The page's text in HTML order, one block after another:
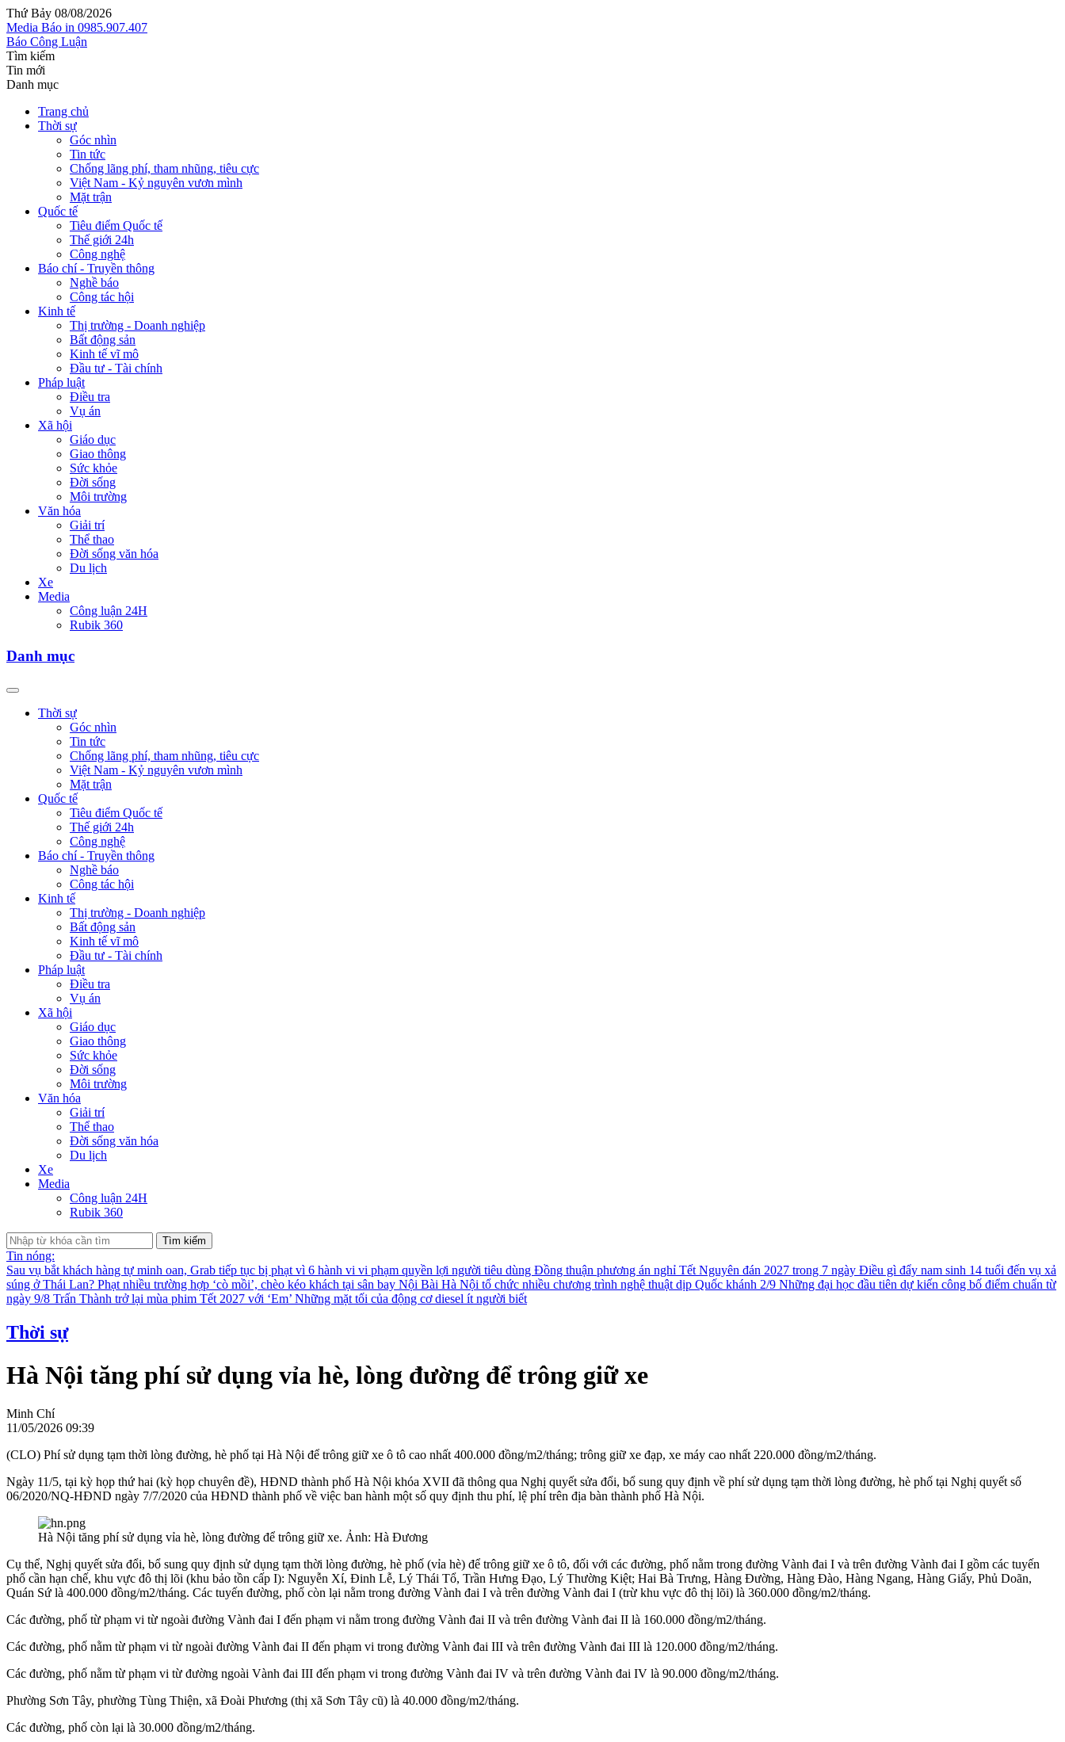
Thứ Bảy 08/08/2026
Media Báo in 0985.907.407
Báo Công Luận
Tìm kiếm
Tin mới
Danh mục
Trang chủ
Thời sự
Góc nhìn
Tin tức
Chống lãng phí, tham nhũng, tiêu cực
Việt Nam - Kỷ nguyên vươn mình
Mặt trận
Quốc tế
Tiêu điểm Quốc tế
Thế giới 24h
Công nghệ
Báo chí - Truyền thông
Nghề báo
Công tác hội
Kinh tế
Thị trường - Doanh nghiệp
Bất động sản
Kinh tế vĩ mô
Đầu tư - Tài chính
Pháp luật
Điều tra
Vụ án
Xã hội
Giáo dục
Giao thông
Sức khỏe
Đời sống
Môi trường
Văn hóa
Giải trí
Thể thao
Đời sống văn hóa
Du lịch
Xe
Media
Công luận 24H
Rubik 360
Danh mục
Thời sự
Góc nhìn
Tin tức
Chống lãng phí, tham nhũng, tiêu cực
Việt Nam - Kỷ nguyên vươn mình
Mặt trận
Quốc tế
Tiêu điểm Quốc tế
Thế giới 24h
Công nghệ
Báo chí - Truyền thông
Nghề báo
Công tác hội
Kinh tế
Thị trường - Doanh nghiệp
Bất động sản
Kinh tế vĩ mô
Đầu tư - Tài chính
Pháp luật
Điều tra
Vụ án
Xã hội
Giáo dục
Giao thông
Sức khỏe
Đời sống
Môi trường
Văn hóa
Giải trí
Thể thao
Đời sống văn hóa
Du lịch
Xe
Media
Công luận 24H
Rubik 360
Tìm kiếm
Tin nóng:
Sau vụ bắt khách hàng tự minh oan, Grab tiếp tục bị phạt vì 6 hành vi vi phạm quyền lợi người tiêu dùng Đồng thuận phương án nghỉ Tết Nguyên đán 2027 trong 7 ngày Điều gì đẩy nam sinh 14 tuổi đến vụ xả
súng ở Thái Lan? Phạt nhiều trường hợp ‘cò mồi’, chèo kéo khách tại sân bay Nội Bài Hà Nội tổ chức nhiều chương trình nghệ thuật dịp Quốc khánh 2/9 Những đại học đầu tiên dự kiến công bố điểm chuẩn từ
ngày 9/8 Trấn Thành trở lại mùa phim Tết 2027 với ‘Em’ Những mặt tối của động cơ diesel ít người biết
Thời sự
Hà Nội tăng phí sử dụng vỉa hè, lòng đường để trông giữ xe
Minh Chí
11/05/2026 09:39
(CLO) Phí sử dụng tạm thời lòng đường, hè phố tại Hà Nội để trông giữ xe ô tô cao nhất 400.000 đồng/m2/tháng; trông giữ xe đạp, xe máy cao nhất 220.000 đồng/m2/tháng.
Ngày 11/5, tại kỳ họp thứ hai (kỳ họp chuyên đề), HĐND thành phố Hà Nội khóa XVII đã thông qua Nghị quyết sửa đổi, bổ sung quy định về phí sử dụng tạm thời lòng đường, hè phố tại Nghị quyết số
06/2020/NQ-HĐND ngày 7/7/2020 của HĐND thành phố về việc ban hành một số quy định thu phí, lệ phí trên địa bàn thành phố Hà Nội.
Hà Nội tăng phí sử dụng vỉa hè, lòng đường để trông giữ xe. Ảnh: Hà Đương
Cụ thể, Nghị quyết sửa đổi, bổ sung quy định sử dụng tạm thời lòng đường, hè phố (vỉa hè) để trông giữ xe ô tô, đối với các đường, phố nằm trong đường Vành đai I và trên đường Vành đai I gồm các tuyến
phố cần hạn chế, khu vực đô thị lõi (khu bảo tồn cấp I): Nguyễn Xí, Đinh Lễ, Lý Thái Tổ, Trần Hưng Đạo, Lý Thường Kiệt; Hai Bà Trưng, Hàng Đường, Hàng Đào, Hàng Ngang, Hàng Giấy, Phủ Doãn,
Quán Sứ là 400.000 đồng/m2/tháng. Các tuyến đường, phố còn lại nằm trong đường Vành đai I và trên đường Vành đai I (trừ khu vực đô thị lõi) là 360.000 đồng/m2/tháng.
Các đường, phố từ phạm vi từ ngoài đường Vành đai I đến phạm vi nằm trong đường Vành đai II và trên đường Vành đai II là 160.000 đồng/m2/tháng.
Các đường, phố nằm từ phạm vi từ ngoài đường Vành đai II đến phạm vi trong đường Vành đai III và trên đường Vành đai III là 120.000 đồng/m2/tháng.
Các đường, phố nằm từ phạm vi từ đường ngoài Vành đai III đến phạm vi trong đường Vành đai IV và trên đường Vành đai IV là 90.000 đồng/m2/tháng.
Phường Sơn Tây, phường Tùng Thiện, xã Đoài Phương (thị xã Sơn Tây cũ) là 40.000 đồng/m2/tháng.
Các đường, phố còn lại là 30.000 đồng/m2/tháng.